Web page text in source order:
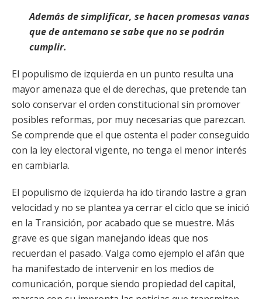
Además de simplificar, se hacen promesas vanas
que de antemano se sabe que no se podrán
cumplir.
El populismo de izquierda en un punto resulta una
mayor amenaza que el de derechas, que pretende tan
solo conservar el orden constitucional sin promover
posibles reformas, por muy necesarias que parezcan.
Se comprende que el que ostenta el poder conseguido
con la ley electoral vigente, no tenga el menor interés
en cambiarla.
El populismo de izquierda ha ido tirando lastre a gran
velocidad y no se plantea ya cerrar el ciclo que se inició
en la Transición, por acabado que se muestre. Más
grave es que sigan manejando ideas que nos
recuerdan el pasado. Valga como ejemplo el afán que
ha manifestado de intervenir en los medios de
comunicación, porque siendo propiedad del capital,